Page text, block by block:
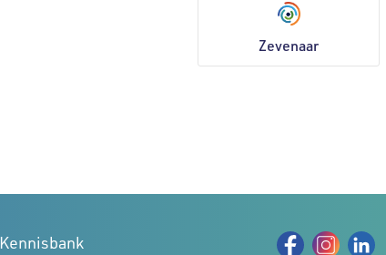
Zevenaar
Kennisbank